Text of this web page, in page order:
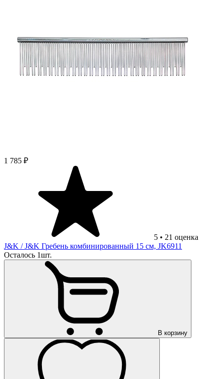
1 785 ₽
5 • 21 оценка
J&K / J&K Гребень комбинированный 15 см, JK6911
Осталось 1шт.
В корзину